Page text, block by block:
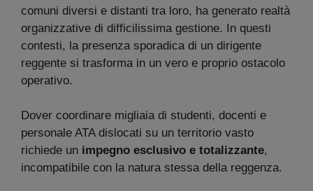
comuni diversi e distanti tra loro, ha generato realtà
organizzative di difficilissima gestione. In questi
contesti, la presenza sporadica di un dirigente
reggente si trasforma in un vero e proprio ostacolo
operativo.
Dover coordinare migliaia di studenti, docenti e
personale ATA dislocati su un territorio vasto
richiede un impegno esclusivo e totalizzante,
incompatibile con la natura stessa della reggenza.